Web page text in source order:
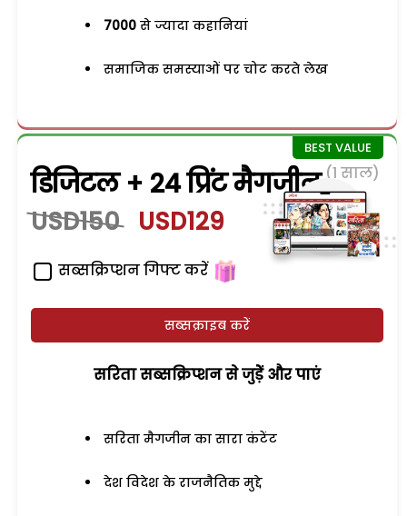
7000 से ज्यादा कहानियां
समाजिक समस्याओं पर चोट करते लेख
डिजिटल + 24 प्रिंट मैगजीन (1 साल)
USD150 USD129
सब्सक्रिप्शन गिफ्ट करें
सब्सक्राइब करें
सरिता सब्सक्रिप्शन से जुड़ेें और पाएं
सरिता मैगजीन का सारा कंटेंट
देश विदेश के राजनैतिक मुद्दे